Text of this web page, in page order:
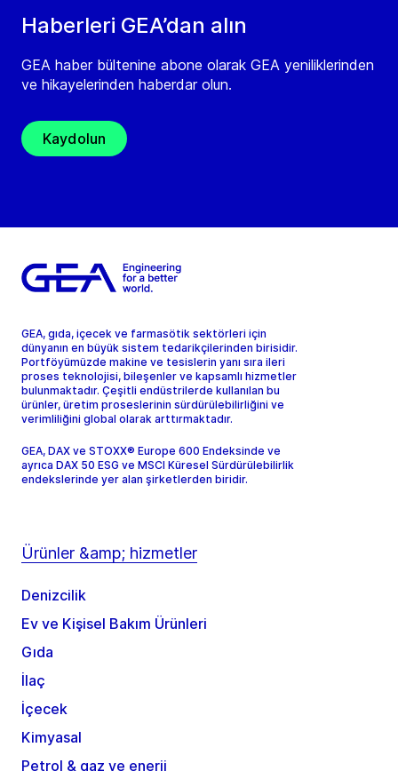
Haberleri GEA’dan alın
GEA haber bültenine abone olarak GEA yeniliklerinden
ve hikayelerinden haberdar olun.
Kaydolun
GEA, gıda, içecek ve farmasötik sektörleri için
dünyanın en büyük sistem tedarikçilerinden birisidir.
Portföyümüzde makine ve tesislerin yanı sıra ileri
proses teknolojisi, bileşenler ve kapsamlı hizmetler
bulunmaktadır. Çeşitli endüstrilerde kullanılan bu
ürünler, üretim proseslerinin sürdürülebilirliğini ve
verimliliğini global olarak arttırmaktadır.
GEA, DAX ve STOXX® Europe 600 Endeksinde ve
ayrıca DAX 50 ESG ve MSCI Küresel Sürdürülebilirlik
endekslerinde yer alan şirketlerden biridir.
Ürünler &amp; hizmetler
Denizcilik
Ev ve Kişisel Bakım Ürünleri
Gıda
İlaç
İçecek
Kimyasal
Petrol & gaz ve enerji